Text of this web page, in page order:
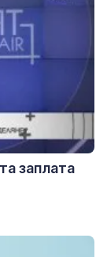
заплата